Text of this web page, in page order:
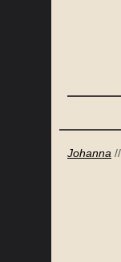
Johanna //